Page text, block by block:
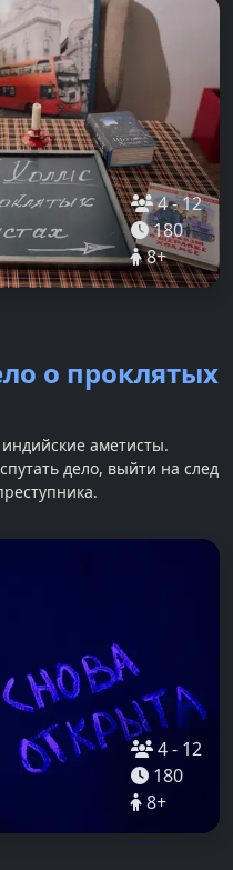
4-12
180
8+
о проклятых
аметисты.
дело, выйти на след
4- 12
180
8+